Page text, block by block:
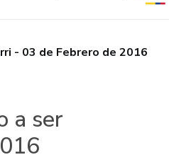
- 03 de Febrero de 2016
a ser